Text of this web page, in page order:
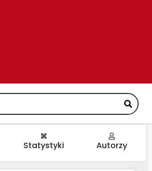
Statystyki Autorzy